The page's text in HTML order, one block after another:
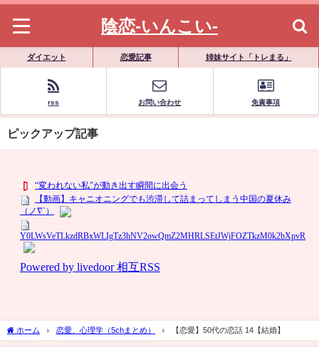
陰恋-いんこい-
ダイエット 恋愛記事 姉妹サイト「トレまる」
rss お問い合わせ 免責事項
ピックアップ記事
ホーム 恋愛、心理学（5chまとめ） 【恋愛】50代の恋話 14【結婚】